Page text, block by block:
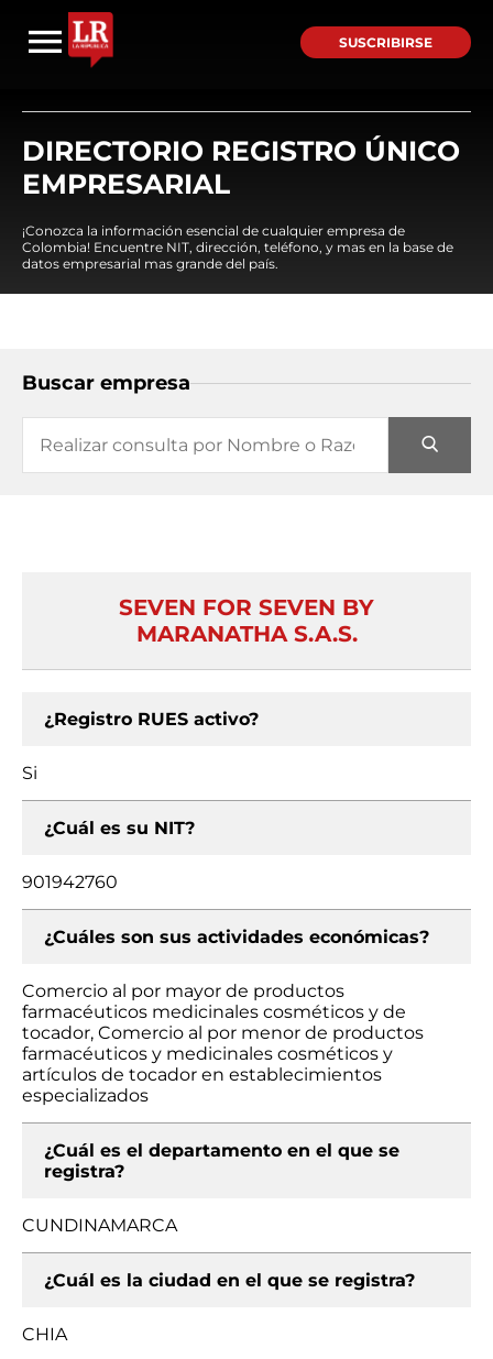
SUSCRIBIRSE
DIRECTORIO REGISTRO ÚNICO
EMPRESARIAL
¡Conozca la información esencial de cualquier empresa de
Colombia! Encuentre NIT, dirección, teléfono, y mas en la base de
datos empresarial mas grande del país.
Buscar empresa
SEVEN FOR SEVEN BY
MARANATHA S.A.S.
¿Registro RUES activo?
Si
¿Cuál es su NIT?
901942760
¿Cuáles son sus actividades económicas?
Comercio al por mayor de productos
farmacéuticos medicinales cosméticos y de
tocador, Comercio al por menor de productos
farmacéuticos y medicinales cosméticos y
artículos de tocador en establecimientos
especializados
¿Cuál es el departamento en el que se
registra?
CUNDINAMARCA
¿Cuál es la ciudad en el que se registra?
CHIA